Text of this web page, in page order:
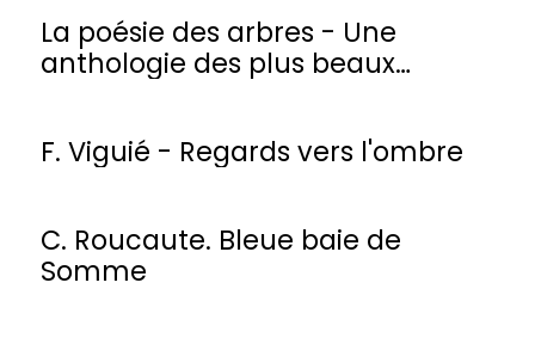
La poésie des arbres - Une
anthologie des plus beaux
F. Viguié - Regards vers l'ombre
C. Roucaute. Bleue baie de
Somme